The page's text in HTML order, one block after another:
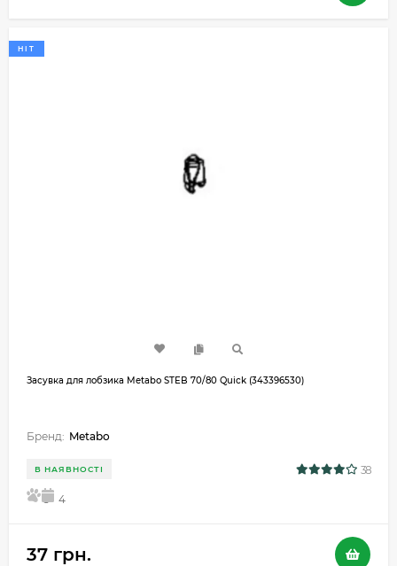
HIT
Засувка для лобзика Metabo STEB 70/80 Quick (343396530)
Бренд: Metabo
В НАЯВНОСТІ 38
5 4
37 грн.